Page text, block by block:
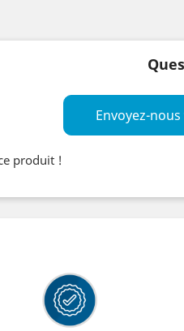
Envoyez-
produit !